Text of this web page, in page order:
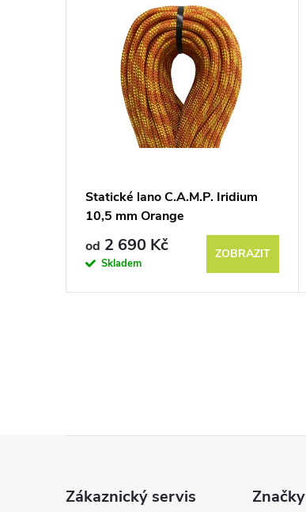
Statické lano C.A.M.P. Iridium
10,5 mm Orange
od 2 690 Kč
Skladem
ZOBRAZIT
Zákaznický servis Značky